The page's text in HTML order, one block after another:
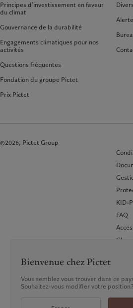
Principes d’investissement en faveur
du climat
Gouvernance de la durabilité
Engagements climatiques pour nos
activités
Questions fréquentes
Fondation du groupe Pictet
Prix Pictet
©2026, Pictet Group
KID-
FAQ
Bienvenue chez Pictet
Vous semblez vous trouver dans ce
Souhaitez-vous modifier votre position?